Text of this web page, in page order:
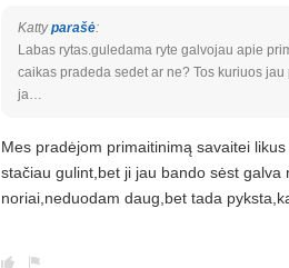
Kattyparašė:
Labas rytas.guledama ryte galvojau apie
caikas pradeda sedet ar ne? Tos kuriuos
ja…
Mes pradėjom primaitinimą savaitei
stačiau gulint,bet ji jau bando sėst
noriai,neduodam daug,bet tada